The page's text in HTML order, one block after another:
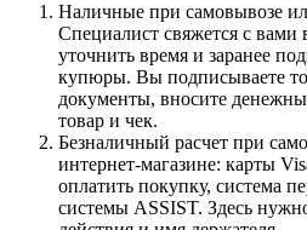
Наличные при самовывозе
Специалист свяжется с вами
уточнить время и заранее
купюры. Вы подписываете
документы, вносите
товар и чек.
Безналичный расчет при
интернет-магазине: карты
оплатить покупку, система
системы ASSIST. Здесь